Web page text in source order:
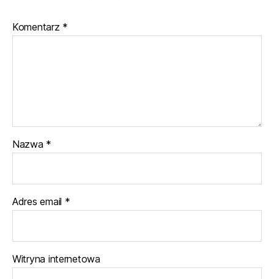
Komentarz *
Nazwa *
Adres email *
Witryna internetowa